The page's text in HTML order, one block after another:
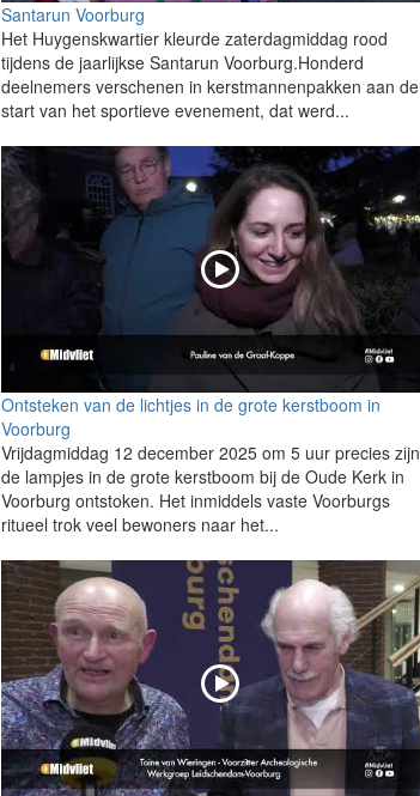
Santarun Voorburg
Het Huygenskwartier kleurde zaterdagmiddag rood
tijdens de jaarlijkse Santarun Voorburg.Honderd
deelnemers verschenen in kerstmannenpakken aan de
start van het sportieve evenement, dat werd...
Ontsteken van de lichtjes in de grote kerstboom in
Voorburg
Vrijdagmiddag 12 december 2025 om 5 uur precies zijn
de lampjes in de grote kerstboom bij de Oude Kerk in
Voorburg ontstoken. Het inmiddels vaste Voorburgs
ritueel trok veel bewoners naar het...